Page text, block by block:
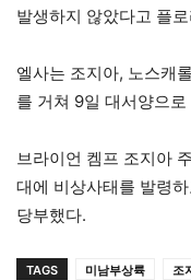
발생하지 않았다고 플
엘사는 조지아, 노스캐
를 거쳐 9일 대서양으
브라이언 켐프 조지아
대에 비상사태를 발령
당부했다.
TAGS 미남부상륙 조